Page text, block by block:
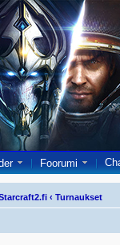
Foorumi
‹ Turnaukset